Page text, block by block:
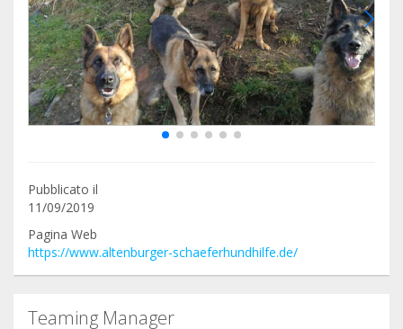
Pubblicato il
11/09/2019
Pagina Web
https://www.altenburger-schaeferhundhilfe.de/
Teaming Manager